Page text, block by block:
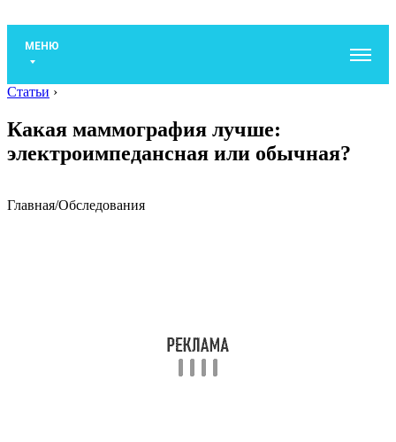
МЕНЮ
Статьи ›
Какая маммография лучше:
электроимпедансная или обычная?
Главная/Обследования